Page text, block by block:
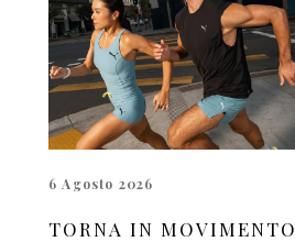
6 Agosto 2026
TORNA IN MOVIMENTO